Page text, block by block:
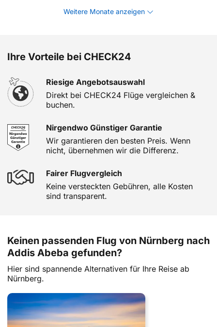
Weitere Monate anzeigen
Ihre Vorteile bei CHECK24
Riesige Angebotsauswahl
Direkt bei CHECK24 Flüge vergleichen &
buchen.
Nirgendwo Günstiger Garantie
Wir garantieren den besten Preis. Wenn
nicht, übernehmen wir die Differenz.
Fairer Flugvergleich
Keine versteckten Gebühren, alle Kosten
sind transparent.
Keinen passenden Flug von Nürnberg nach
Addis Abeba gefunden?
Hier sind spannende Alternativen für Ihre Reise ab
Nürnberg.